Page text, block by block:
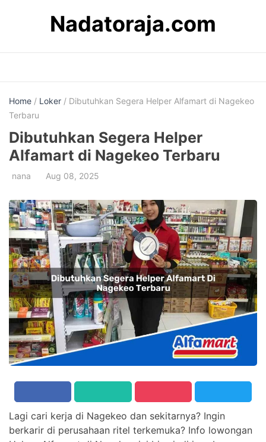
Nadatoraja.com
Home / Loker / Dibutuhkan Segera Helper Alfamart di Nagekeo
Terbaru
Dibutuhkan Segera Helper
Alfamart di Nagekeo Terbaru
nana Aug 08, 2025
Lagi cari kerja di Nagekeo dan sekitarnya? Ingin
berkarir di perusahaan ritel terkemuka? Info lowongan